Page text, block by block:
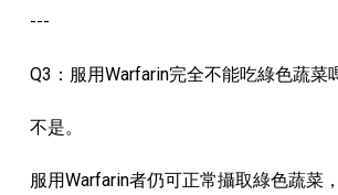
---
Q3：服用Warfarin完全不能吃綠色蔬菜
不是。
服用Warfarin者仍可正常攝取綠色蔬菜